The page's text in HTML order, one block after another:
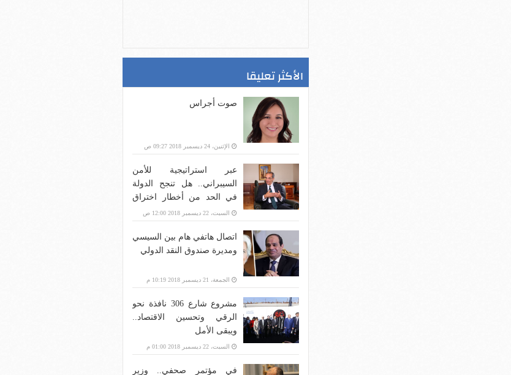
الأكثر تعليقا
صوت أجراس
الإثنين، 24 ديسمبر 2018 09:27 ص
عبر استراتيجية للأمن
السيبراني.. هل تنجح الدولة
في الحد من أخطار اختراق
بنية الاتصالات؟
السبت، 22 ديسمبر 2018 12:00 ص
اتصال هاتفي هام بين السيسي
ومديرة صندوق النقد الدولي
الجمعة، 21 ديسمبر 2018 10:19 م
مشروع شارع 306 نافذة نحو
الرقي وتحسين الاقتصاد..
ويبقى الأمل
السبت، 22 ديسمبر 2018 01:00 م
في مؤتمر صحفي.. وزير